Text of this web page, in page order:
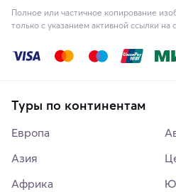
Полное или частичное копирование
только с указанием активной ссылки на
Туры по континентам
Европа
Азия
Африка